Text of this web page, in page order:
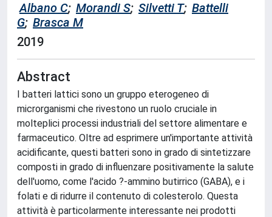
Albano C; Morandi S; Silvetti T; Battelli
G; Brasca M
2019
Abstract
I batteri lattici sono un gruppo eterogeneo di
microrganismi che rivestono un ruolo cruciale in
molteplici processi industriali del settore alimentare e
farmaceutico. Oltre ad esprimere un'importante attività
acidificante, questi batteri sono in grado di sintetizzare
composti in grado di influenzare positivamente la salute
dell'uomo, come l'acido ?-ammino butirrico (GABA), e i
folati e di ridurre il contenuto di colesterolo. Questa
attività è particolarmente interessante nei prodotti